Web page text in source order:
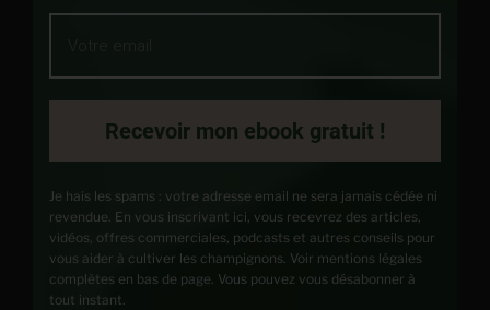
Recevoir mon ebook gratuit !
Je hais les spams : votre adresse email ne sera jamais cédée ni
revendue. En vous inscrivant ici, vous recevrez des articles,
vidéos, offres commerciales, podcasts et autres conseils pour
vous aider à cultiver les champignons. Voir mentions légales
complètes en bas de page. Vous pouvez vous désabonner à
tout instant.